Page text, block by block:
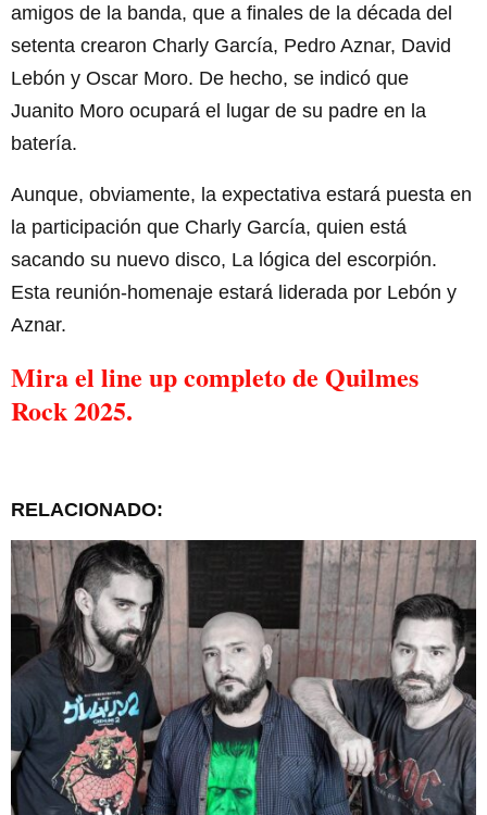
amigos de la banda, que a finales de la década del
setenta crearon Charly García, Pedro Aznar, David
Lebón y Oscar Moro. De hecho, se indicó que
Juanito Moro ocupará el lugar de su padre en la
batería.
Aunque, obviamente, la expectativa estará puesta en
la participación que Charly García, quien está
sacando su nuevo disco, La lógica del escorpión.
Esta reunión-homenaje estará liderada por Lebón y
Aznar.
Mira el line up completo de Quilmes
Rock 2025.
RELACIONADO: